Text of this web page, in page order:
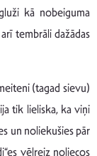
kā nobeiguma
tembrāli dažādas
(tagad sievu)
tik lieliska, ka viņi
un noliekušies pār
vēlreiz noliecos